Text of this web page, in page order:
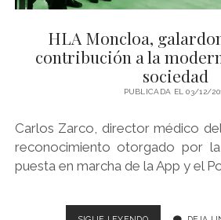
HLA Moncloa,
contribución a la
sociedad
PUBLICADA EL 03/12/
Carlos Zarco, director médico
reconocimiento otorgado por
puesta en marcha de la App y el